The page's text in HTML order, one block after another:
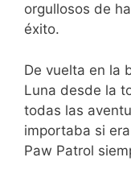
orgullosos de
éxito.
De vuelta en la
Luna desde la
todas las
importaba si
Paw Patrol